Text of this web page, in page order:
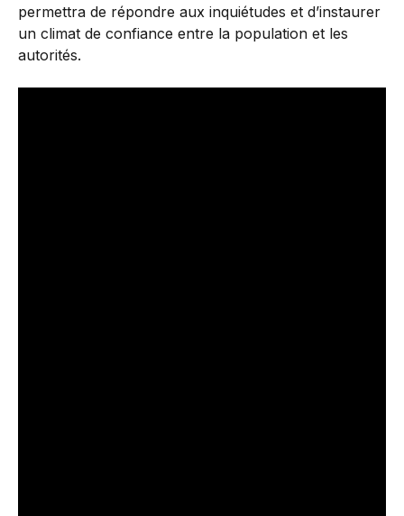
permettra de répondre aux inquiétudes et d’instaurer
un climat de confiance entre la population et les
autorités.